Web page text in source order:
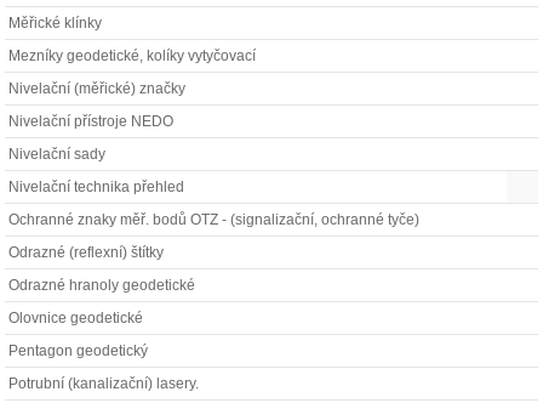
Měřické klínky
Mezníky geodetické, kolíky vytyčovací
Nivelační (měřické) značky
Nivelační přístroje NEDO
Nivelační sady
Nivelační technika přehled
Ochranné znaky měř. bodů OTZ - (signalizační, ochranné tyče)
Odrazné (reflexní) štítky
Odrazné hranoly geodetické
Olovnice geodetické
Pentagon geodetický
Potrubní (kanalizační) lasery.